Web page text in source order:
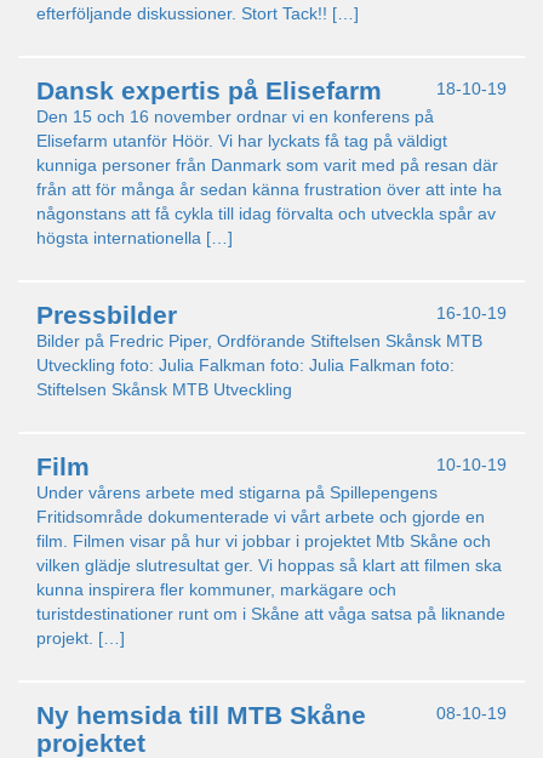
efterföljande diskussioner. Stort Tack!! […]
18-10-19
Dansk expertis på Elisefarm
Den 15 och 16 november ordnar vi en konferens på
Elisefarm utanför Höör. Vi har lyckats få tag på väldigt
kunniga personer från Danmark som varit med på resan där
från att för många år sedan känna frustration över att inte ha
någonstans att få cykla till idag förvalta och utveckla spår av
högsta internationella […]
16-10-19
Pressbilder
Bilder på Fredric Piper, Ordförande Stiftelsen Skånsk MTB
Utveckling foto: Julia Falkman foto: Julia Falkman foto:
Stiftelsen Skånsk MTB Utveckling
10-10-19
Film
Under vårens arbete med stigarna på Spillepengens
Fritidsområde dokumenterade vi vårt arbete och gjorde en
film. Filmen visar på hur vi jobbar i projektet Mtb Skåne och
vilken glädje slutresultat ger. Vi hoppas så klart att filmen ska
kunna inspirera fler kommuner, markägare och
turistdestinationer runt om i Skåne att våga satsa på liknande
projekt. […]
08-10-19
Ny hemsida till MTB Skåne
projektet